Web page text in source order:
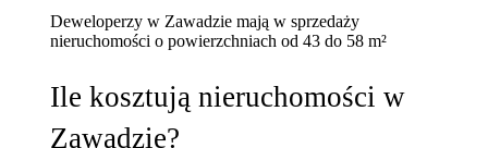
Deweloperzy w Zawadzie mają w sprzedaży
nieruchomościo powierzchniach od 43 do 58 m²
Ile kosztują nieruchomości w
Zawadzie?